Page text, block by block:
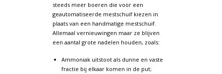
steeds meer boeren die voor een
geautomatiseerde mestschuif kiezen in
plaats van een handmatige mestschuif.
Allemaal vernieuwingen maar ze blijven
een aantal grote nadelen houden, zoals:
Ammoniak uitstoot als dunne en vaste
fractie bij elkaar komen in de put;